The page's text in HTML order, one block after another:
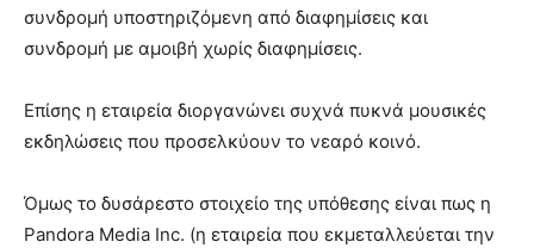
συνδρομή υποστηριζόμενη από διαφημίσεις και
συνδρομή με αμοιβή χωρίς διαφημίσεις.
Επίσης η εταιρεία διοργανώνει συχνά πυκνά μουσικές
εκδηλώσεις που προσελκύουν το νεαρό κοινό.
Όμως το δυσάρεστο στοιχείο της υπόθεσης είναι πως η
Pandora Media Inc. (η εταιρεία που εκμεταλλεύεται την